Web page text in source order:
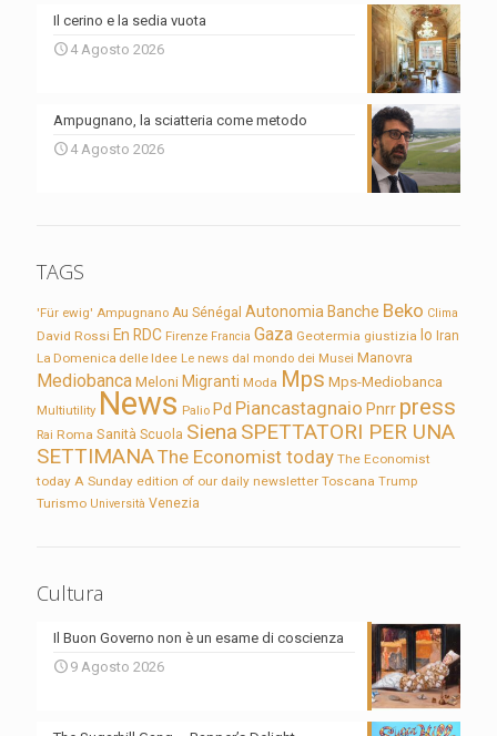
Il cerino e la sedia vuota
4 Agosto 2026
Ampugnano, la sciatteria come metodo
4 Agosto 2026
TAGS
'Für ewig' Ampugnano Au Sénégal Autonomia Banche Beko Clima
David Rossi En RDC Firenze Francia Gaza Geotermia giustizia Io Iran
La Domenica delle Idee Le news dal mondo dei Musei Manovra
Mediobanca Meloni Migranti Moda Mps Mps-Mediobanca
Multiutility News Palio Pd Piancastagnaio Pnrr press
Rai Roma Sanità Scuola Siena SPETTATORI PER UNA
SETTIMANAThe Economist today The Economist
today A Sunday edition of our daily newsletter Toscana Trump
Turismo Università Venezia
Cultura
Il Buon Governo non è un esame di coscienza
9 Agosto 2026